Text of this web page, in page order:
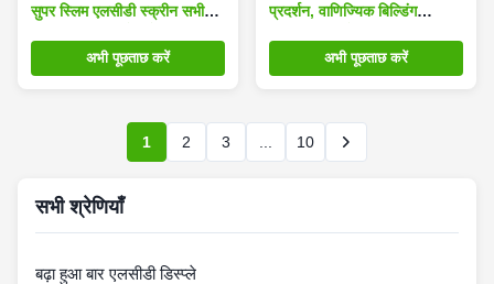
सुपर स्लिम एलसीडी स्क्रीन सभी
अभी पूछताछ करें
प्रदर्शन, वाणिज्यिक बिल्डिंग
अभी पूछताछ करें
1 2 3 10
सभी श्रेणियाँ
बढ़ा हुआ बार एलसीडी डिस्प्ले